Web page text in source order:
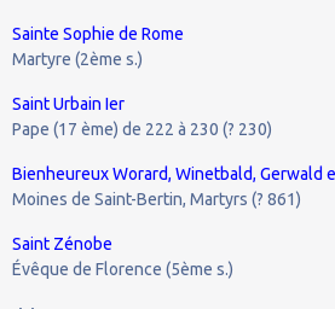
Sainte Sophie de Rome
Martyre (2ème s.)
Saint Urbain Ier
Pape (17 ème) de 222 à 230 (? 230)
Bienheureux Worard, Winetbald, Gerwald
Moines de Saint-Bertin, Martyrs (? 861)
Saint Zénobe
Évêque de Florence (5ème s.)